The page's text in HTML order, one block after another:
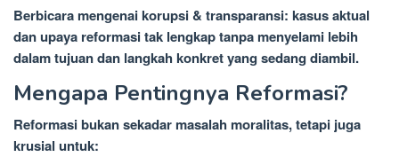
Berbicara mengenai korupsi & transparansi: kasus aktual
dan upaya reformasi tak lengkap tanpa menyelami lebih
dalam tujuan dan langkah konkret yang sedang diambil.
Mengapa Pentingnya Reformasi?
Reformasi bukan sekadar masalah moralitas, tetapi juga
krusial untuk: